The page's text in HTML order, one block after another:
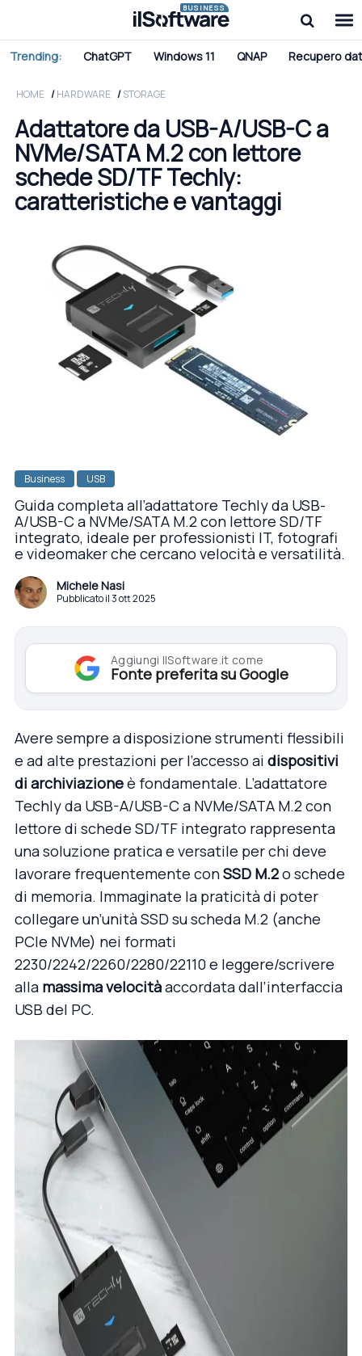
BUSINESS
Trending: ChatGPT Windows 11 QNAP Recupero
HOME HARDWARE STORAGE
Adattatore da USB-A/USB-C a
NVMe/SATA M.2 con lettore
schede SD/TF Techly:
caratteristiche e vantaggi
Business USB
Guida completa all’adattatore Techly da USB-
A/USB-C a NVMe/SATA M.2 con lettore SD/TF
integrato, ideale per professionisti IT, fotografi
e videomaker che cercano velocità e versatilità.
Michele Nasi
Pubblicato il 3 ott 2025
Aggiungi IlSoftware.it come
Fonte preferita su Google
Avere sempre a disposizione strumenti flessibili
e ad alte prestazioni per l’accesso ai dispositivi
di archiviazioneè fondamentale. L’adattatore
Techly da USB-A/USB-C a NVMe/SATA M.2con
lettore di schede SD/TF integrato rappresenta
una soluzione pratica e versatile per chi deve
lavorare frequentemente conSSD M.2o schede
di memoria. Immaginate la praticità di poter
collegare un’unità SSD su scheda M.2 (anche
PCIe NVMe) nei formati
2230/2242/2260/2280/22110 e leggere/scrivere
alla massima velocitàaccordata dall’interfaccia
USB del PC.